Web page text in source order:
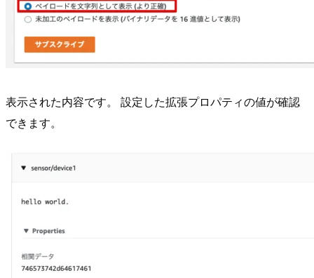
表示された内容です。 設定した拡張プロパティの値が確認
できます。